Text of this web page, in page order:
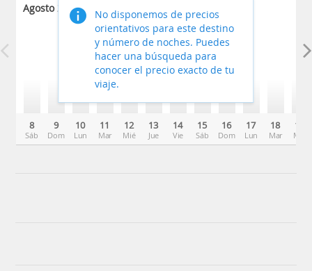
Agosto 2026
8
Sáb
9
Dom
10
Lun
11
Mar
12
Mié
13
Jue
14
Vie
15
Sáb
16
Dom
17
Lun
18
Mar
19
Mié
No disponemos de precios
orientativos para este destino
y número de noches. Puedes
hacer una búsqueda para
conocer el precio exacto de tu
viaje.